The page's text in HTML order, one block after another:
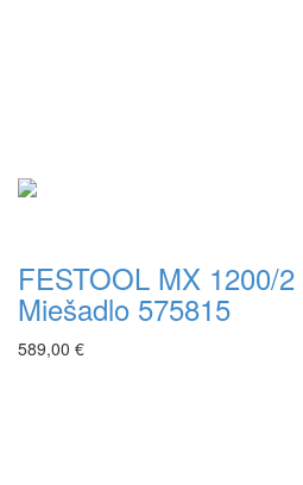
FESTOOL MX 1200/
Miešadlo 575815
589,00 €